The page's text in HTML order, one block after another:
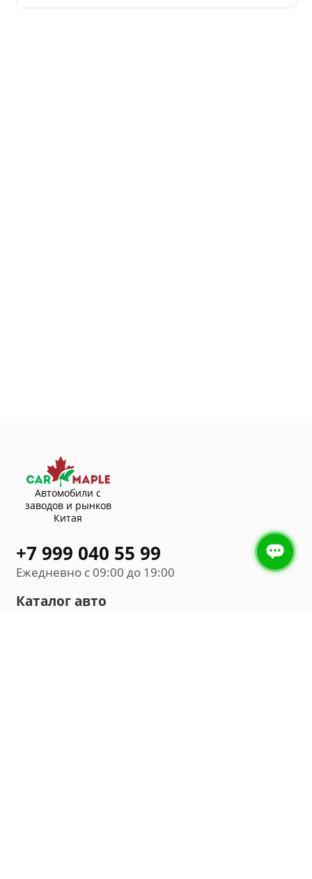
Автомобили с
заводов и рынков
Китая
+7 999 040 55 99
Ежедневно с 09:00 до 19:00
Каталог авто